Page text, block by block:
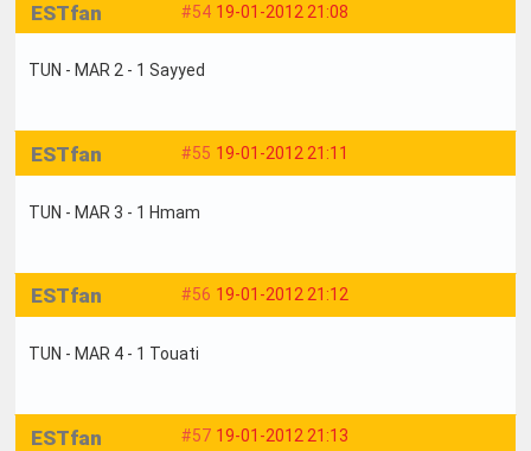
#54 19-01-2012 21:08
ESTfan
TUN - MAR 2 - 1 Sayyed
#55 19-01-2012 21:11
ESTfan
TUN - MAR 3 - 1 Hmam
#56 19-01-2012 21:12
ESTfan
TUN - MAR 4 - 1 Touati
#57 19-01-2012 21:13
ESTfan